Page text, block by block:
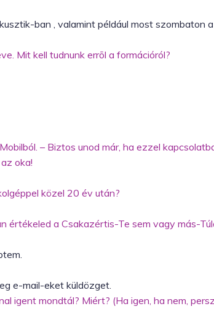
ban , valamint például most szombaton
Mit kell tudnunk errõl a formációról?
– Biztos unod már, ha ezzel
oka!
közel 20 év után?
értékeled a Csakazértis-Te sem vagy más-
e-mail-eket küldözget.
igent mondtál? Miért? (Ha igen, ha nem,